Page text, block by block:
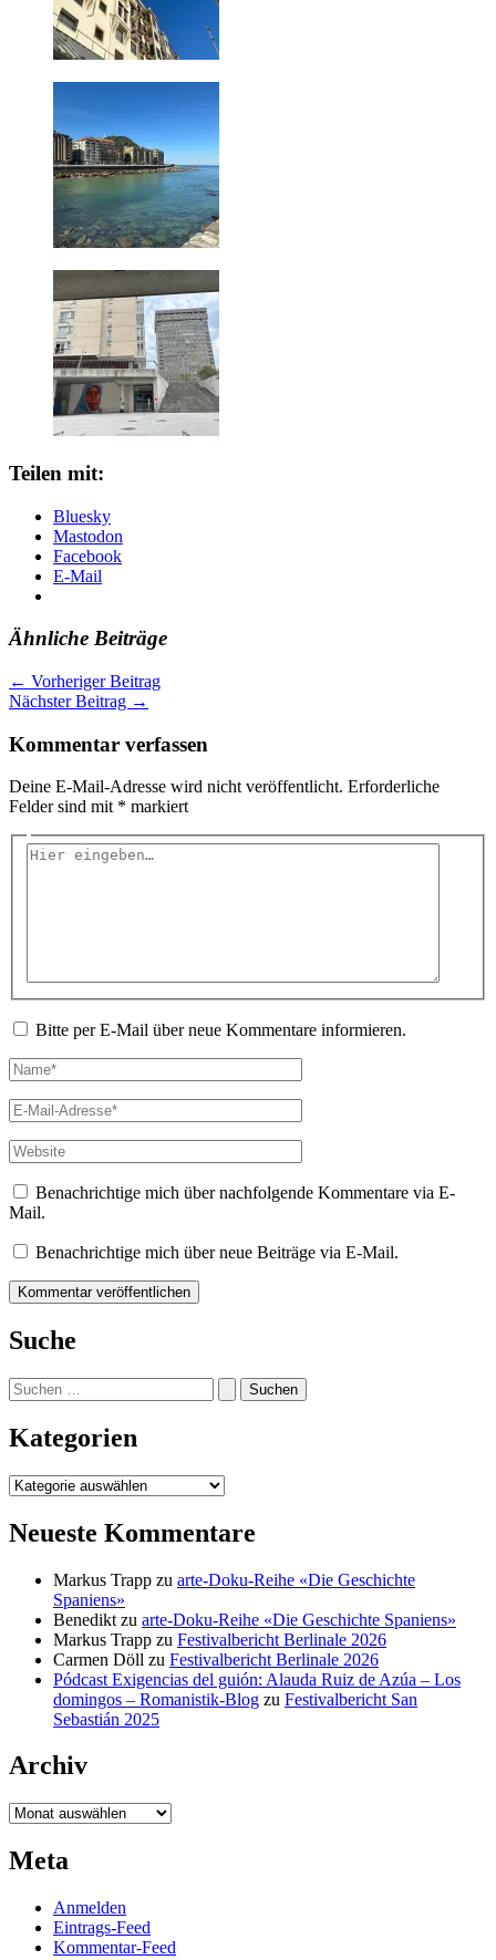
Teilen mit:
Bluesky
Mastodon
Facebook
E-Mail
Ähnliche Beiträge
← Vorheriger Beitrag
Nächster Beitrag →
Kommentar verfassen
Deine E-Mail-Adresse wird nicht veröffentlicht. Erforderliche
Felder sind mit * markiert
Hier
Bitte per E-Mail über neue Kommentare informieren.
Name*
E-
Mail-
Adresse*
Website
Benachrichtige mich über nachfolgende Kommentare via E-
Mail.
Benachrichtige mich über neue Beiträge via E-Mail.
Suche
Suchen
nach:
Kategorien
Kategorien
Neueste Kommentare
Markus Trapp zu arte-Doku-Reihe «Die Geschichte
Spaniens»
Benedikt zu arte-Doku-Reihe «Die Geschichte Spaniens»
Markus Trapp zu Festivalbericht Berlinale 2026
Carmen Döll zu Festivalbericht Berlinale 2026
Pódcast Exigencias del guión: Alauda Ruiz de Azúa – Los
domingos – Romanistik-Blog zu Festivalbericht San
Sebastián 2025
Archiv
Archiv
Meta
Anmelden
Eintrags-Feed
Kommentar-Feed